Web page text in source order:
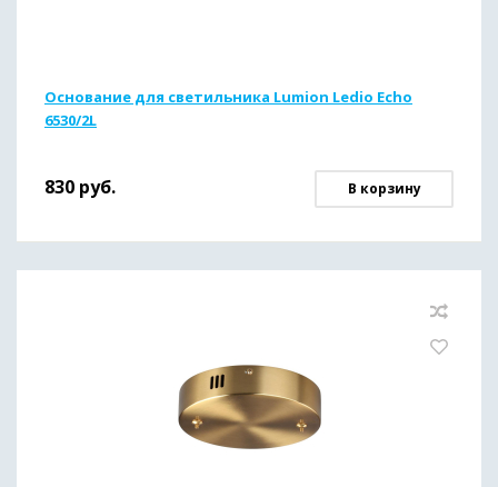
Основание для светильника Lumion Ledio Echo
6530/2L
830 руб. В корзину